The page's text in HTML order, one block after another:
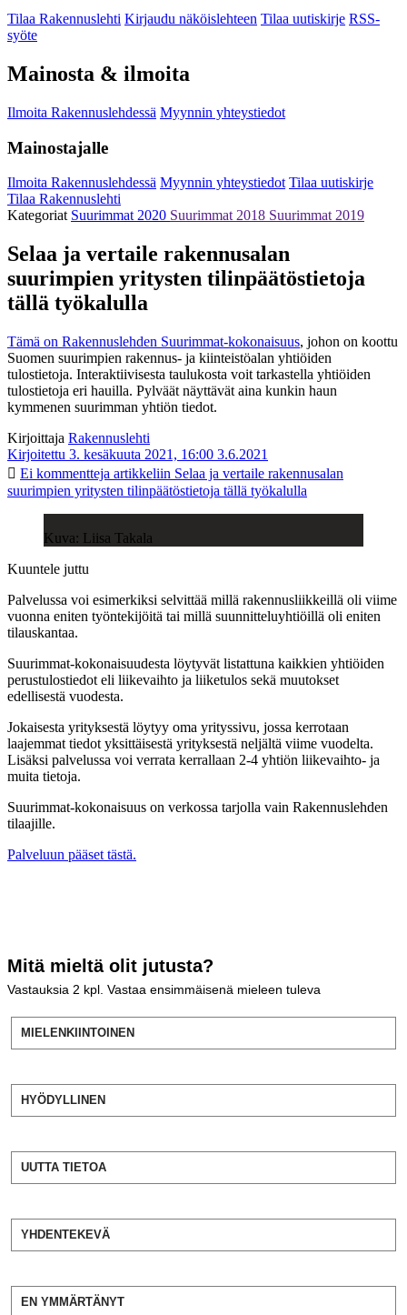
Tilaa Rakennuslehti Kirjaudu näköislehteen Tilaa uutiskirje RSS-
syöte
Mainosta & ilmoita
Ilmoita Rakennuslehdessä Myynnin yhteystiedot
Mainostajalle
Ilmoita Rakennuslehdessä Myynnin yhteystiedot Tilaa uutiskirje
Tilaa Rakennuslehti
Kategoriat Suurimmat 2020 Suurimmat 2018 Suurimmat 2019
Selaa ja vertaile rakennusalan
suurimpien yritysten tilinpäätöstietoja
tällä työkalulla
Tämä on Rakennuslehden Suurimmat-kokonaisuus, johon on koottu
Suomen suurimpien rakennus- ja kiinteistöalan yhtiöiden
tulostietoja. Interaktiivisesta taulukosta voit tarkastella yhtiöiden
tulostietoja eri hauilla. Pylväät näyttävät aina kunkin haun
kymmenen suurimman yhtiön tiedot.
Kirjoittaja Rakennuslehti
Kirjoitettu 3. kesäkuuta 2021, 16:00 3.6.2021
Ei kommentteja artikkeliin Selaa ja vertaile rakennusalan
suurimpien yritysten tilinpäätöstietoja tällä työkalulla
Kuva: Liisa Takala
Kuuntele juttu
Palvelussa voi esimerkiksi selvittää millä rakennusliikkeillä oli viime
vuonna eniten työntekijöitä tai millä suunnitteluyhtiöillä oli eniten
tilauskantaa.
Suurimmat-kokonaisuudesta löytyvät listattuna kaikkien yhtiöiden
perustulostiedot eli liikevaihto ja liiketulos sekä muutokset
edellisestä vuodesta.
Jokaisesta yrityksestä löytyy oma yrityssivu, jossa kerrotaan
laajemmat tiedot yksittäisestä yrityksestä neljältä viime vuodelta.
Lisäksi palvelussa voi verrata kerrallaan 2-4 yhtiön liikevaihto- ja
muita tietoja.
Suurimmat-kokonaisuus on verkossa tarjolla vain Rakennuslehden
tilaajille.
Palveluun pääset tästä.
Mitä mieltä olit jutusta?
Vastauksia 2 kpl. Vastaa ensimmäisenä mieleen tuleva
MIELENKIINTOINEN
HYÖDYLLINEN
UUTTA TIETOA
YHDENTEKEVÄ
EN YMMÄRTÄNYT